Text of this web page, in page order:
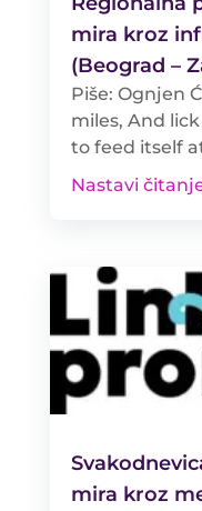
mira kroz
(Beograd –
Piše: Ognjen
miles, And
to feed itself
Nastavi
mira kroz